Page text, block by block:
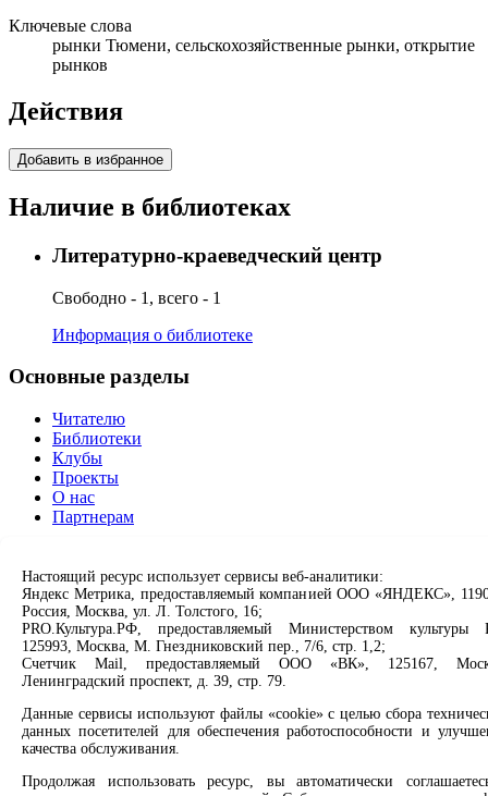
Ключевые слова
рынки Тюмени, сельскохозяйственные рынки, открытие
рынков
Действия
Добавить в избранное
Наличие в библиотеках
Литературно-краеведческий центр
Свободно - 1, всего - 1
Информация о библиотеке
Основные разделы
Читателю
Библиотеки
Клубы
Проекты
О нас
Партнерам
Продлить книгу
Спроси библиотекаря
Спроси краеведа
Оцените качество услуг
Направить обращение директору
Соцсети
Одноклассники
Настоящий ресурс использует сервисы веб-аналитики:
Яндекс Метрика, предоставляемый компанией ООО «ЯНДЕКС»,
Россия, Москва, ул. Л. Толстого, 16;
PRO.Культура.РФ, предоставляемый Министерством культуры
125993, Москва, М. Гнездниковский пер., 7/6, стр. 1,2;
Счетчик Mail, предоставляемый ООО «ВК», 125167,
Ленинградский проспект, д. 39, стр. 79.
Данные сервисы используют файлы «cookie» с целью сбора
данных посетителей для обеспечения работоспособности и
качества обслуживания.
Продолжая использовать ресурс, вы автоматически